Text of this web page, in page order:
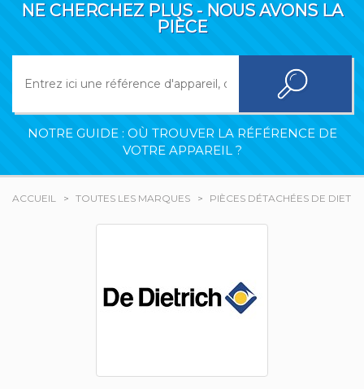
NE CHERCHEZ PLUS - NOUS AVONS LA
PIÈCE
NOTRE GUIDE : OÙ TROUVER LA RÉFÉRENCE DE
VOTRE APPAREIL ?
ACCUEIL TOUTES LES MARQUES PIÈCES DÉTACHÉES DE